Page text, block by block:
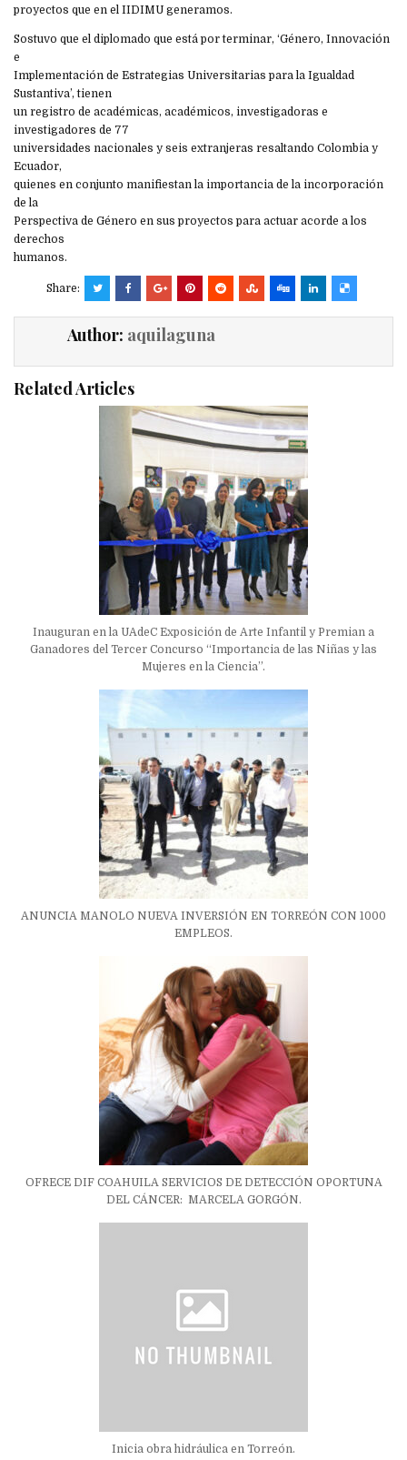
proyectos que en el IIDIMU generamos.
Sostuvo que el diplomado que está por terminar, ‘Género, Innovación
e
Implementación de Estrategias Universitarias para la Igualdad
Sustantiva’, tienen
un registro de académicas, académicos, investigadoras e
investigadores de 77
universidades nacionales y seis extranjeras resaltando Colombia y
Ecuador,
quienes en conjunto manifiestan la importancia de la incorporación
de la
Perspectiva de Género en sus proyectos para actuar acorde a los
derechos
humanos.
Share:
Author: aquilaguna
Related Articles
Inauguran en la UAdeC Exposición de Arte Infantil y Premian a
Ganadores del Tercer Concurso “Importancia de las Niñas y las
Mujeres en la Ciencia”.
ANUNCIA MANOLO NUEVA INVERSIÓN EN TORREÓN CON 1000
EMPLEOS.
OFRECE DIF COAHUILA SERVICIOS DE DETECCIÓN OPORTUNA
DEL CÁNCER: MARCELA GORGÓN.
Inicia obra hidráulica en Torreón.